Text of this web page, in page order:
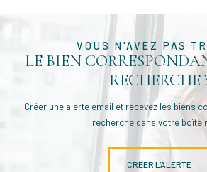
VOUS N'AVEZ PAS
LE BIEN
RECHERCHE
Créer une alerte email et recevez les biens
recherche dans votre boîte
CRÉER L'ALERTE